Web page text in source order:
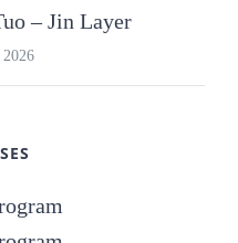
– Jin Layer